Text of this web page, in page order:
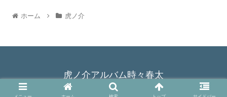
ホーム 虎ノ介
虎ノ介アルバム時々春太
© 2015 虎ノ介アルバム時々春太.